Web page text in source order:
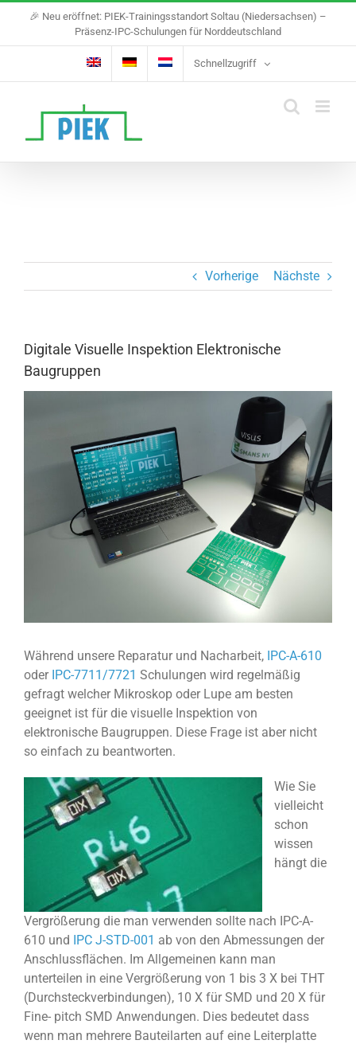
content
🎉 Neu eröffnet: PIEK-Trainingsstandort Soltau (Niedersachsen) –
Präsenz-IPC-Schulungen für Norddeutschland
Schnellzugriff
Vorherige Nächste
Digitale Visuelle Inspektion Elektronische
Baugruppen
Während unsere Reparatur und Nacharbeit, IPC-A-610
oder IPC-7711/7721 Schulungen wird regelmäßig
gefragt welcher Mikroskop oder Lupe am besten
geeignet ist für die visuelle Inspektion von
elektronische Baugruppen. Diese Frage ist aber nicht
so einfach zu beantworten.
Wie Sie
vielleicht
schon
wissen
hängt die
Vergrößerung die man verwenden sollte nach IPC-A-
610 und IPC J-STD-001 ab von den Abmessungen der
Anschlussflächen. Im Allgemeinen kann man
unterteilen in eine Vergrößerung von 1 bis 3 X bei THT
(Durchsteckverbindungen), 10 X für SMD und 20 X für
Fine- pitch SMD Anwendungen. Dies bedeutet dass
wenn man mehrere Bauteilarten auf eine Leiterplatte